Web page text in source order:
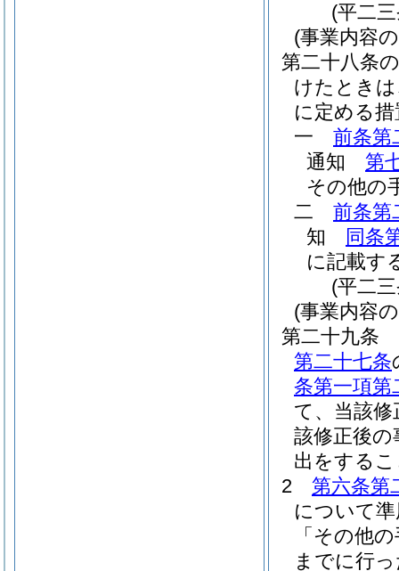
(平二
(事業内容
第二十八条
けたとき
に定める
一
前条第
通知 第
その他の
二
前条第
知
同条
に記載す
(平二
(事業内容
第二十九条
第二十七条
条第一項第
て、当該
該修正後
出をする
2
第六条第
について
「その他
までに行